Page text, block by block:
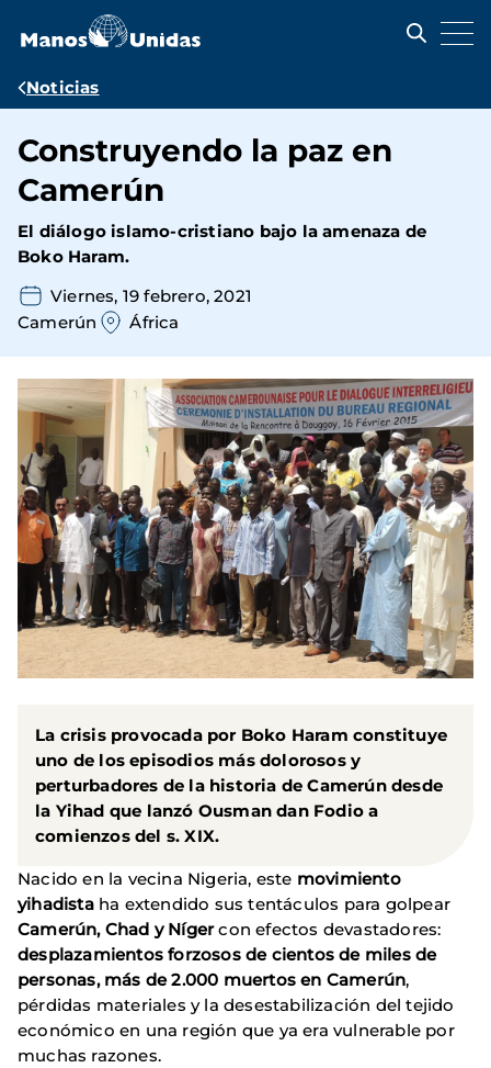
contenido
Ruta
navegación
Noticias
Construyendo la paz en
Camerún
El diálogo islamo-cristiano bajo la amenaza de
Boko Haram.
Viernes, 19 febrero, 2021
Camerún
África
La crisis provocada por Boko Haram constituye
uno de los episodios más dolorosos y
perturbadores de la historia de Camerún desde
la Yihad que lanzó Ousman dan Fodio a
comienzos del s. XIX.
Nacido en la vecina Nigeria, este movimiento
yihadistaha extendido sus tentáculos para golpear
Camerún, Chad y Nígercon efectos devastadores:
desplazamientos forzosos de cientos de miles de
personas, más de 2.000 muertos en Camerún,
pérdidas materiales y la desestabilización del tejido
económico en una región que ya era vulnerable por
muchas razones.